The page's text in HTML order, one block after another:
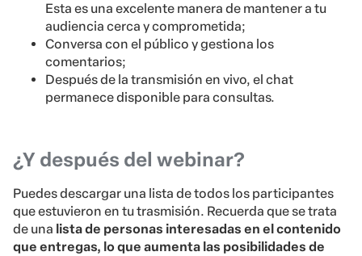
Esta es una excelente manera de mantener a tu
audiencia cerca y comprometida;
Conversa con el público y gestiona los
comentarios;
Después de la transmisión en vivo, el chat
permanece disponible para consultas.
¿Y después del webinar?
Puedes descargar una lista de todos los participantes
que estuvieron en tu trasmisión. Recuerda que se trata
de una lista de personas interesadas en el contenido
que entregas, lo que aumenta las posibilidades de